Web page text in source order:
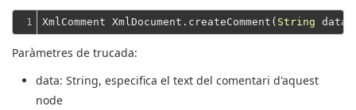
1 XmlComment XmlDocument.createComment( String
Paràmetres de trucada:
data: String, especifica el text del comentari d'aquest
node